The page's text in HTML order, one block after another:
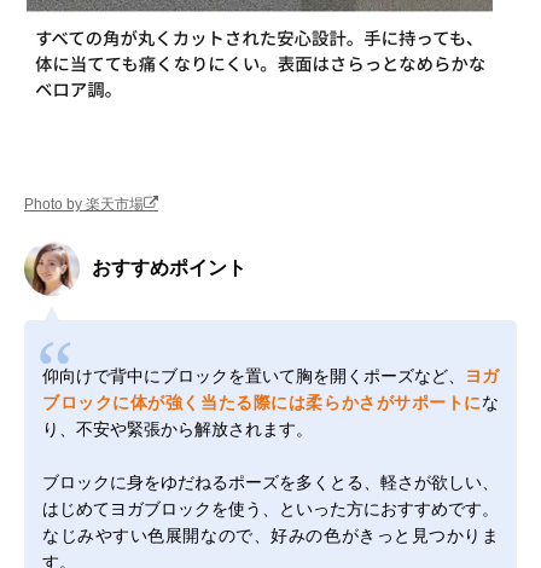
Photo by 楽天市場
おすすめポイント
仰向けで背中にブロックを置いて胸を開くポーズなど、
ヨガ
ブロックに体が強く当たる際には柔らかさがサポートにな
り、不安や緊張から解放されます。
ブロックに身をゆだねるポーズを多くとる、軽さが欲しい、
はじめてヨガブロックを使う、といった方におすすめです。
なじみやすい色展開なので、好みの色がきっと見つかりま
す。